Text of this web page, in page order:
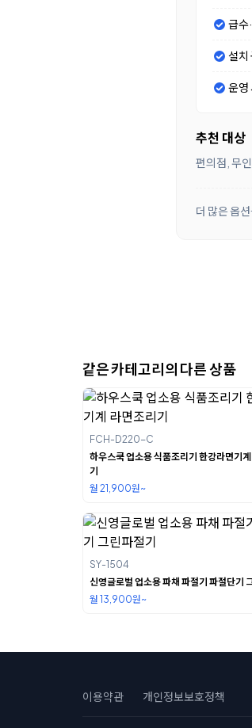
급수
설치
운영
추천 대상
편의점, 무
더 많은 옵
같은 카테고리의 다른 상품
FCH-D220-C
하우스쿡 업소용 식품조리기 한강라면기계
기
월 21,900원~
SY-1504
신영글로벌 업소용 파채 파절기 파절단기
월 13,900원~
이용약관 개인정보보호정책